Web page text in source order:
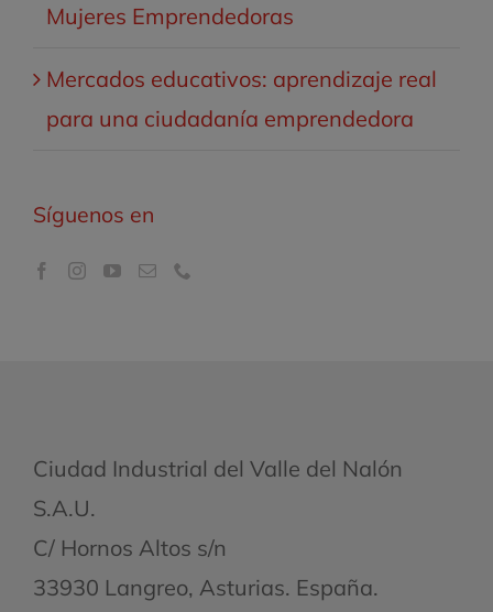
Mujeres Emprendedoras
Mercados educativos: aprendizaje real
para una ciudadanía emprendedora
Síguenos en
Ciudad Industrial del Valle del Nalón
S.A.U.
C/ Hornos Altos s/n
33930 Langreo, Asturias. España.